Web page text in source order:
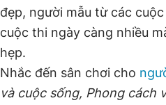
đẹp, người mẫu từ các
cuộc thi ngày càng nhiều
hẹp.
Nhắc đến sân chơi cho
và cuộc sống, Phong cách